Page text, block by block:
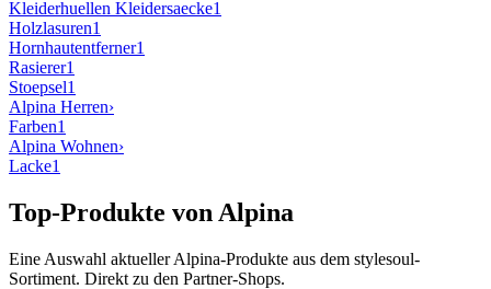
Kleiderhuellen Kleidersaecke1
Holzlasuren1
Hornhautentferner1
Rasierer1
Stoepsel1
Alpina Herren›
Farben1
Alpina Wohnen›
Lacke1
Top-Produkte von Alpina
Eine Auswahl aktuellerAlpina-Produkte aus dem stylesoul-
Sortiment. Direkt zu den Partner-Shops.